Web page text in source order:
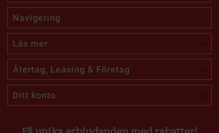
Navigering
Läs mer 
Återtag, Leasing & Företag 
Ditt konto 